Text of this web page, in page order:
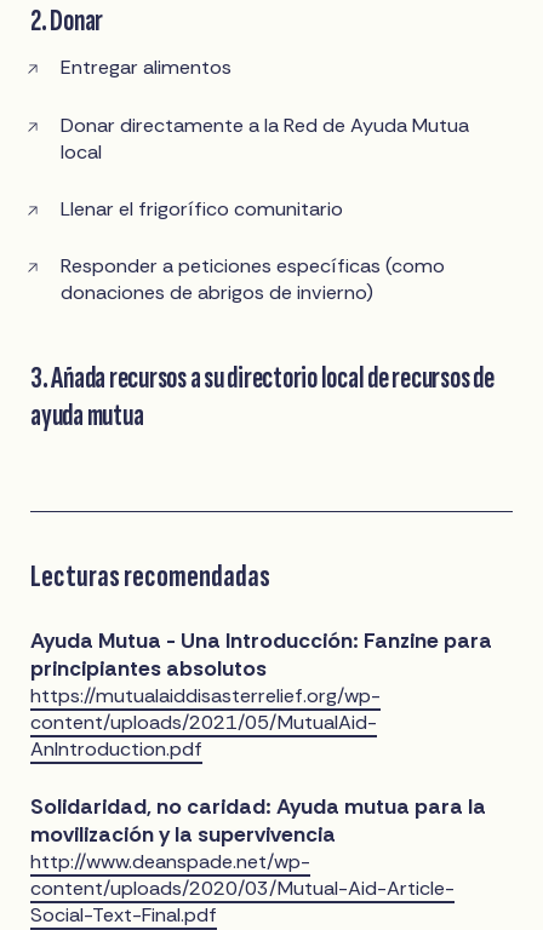
2. Donar
Entregar alimentos
Donar directamente a la Red de Ayuda Mutua
local
Llenar el frigorífico comunitario
Responder a peticiones específicas (como
donaciones de abrigos de invierno)
3. Añada recursos a su directorio local de recursos de
ayuda mutua
Lecturas recomendadas
Ayuda Mutua - Una Introducción: Fanzine para
principiantes absolutos
https://mutualaiddisasterrelief.org/wp-
content/uploads/2021/05/MutualAid-
AnIntroduction.pdf
Solidaridad, no caridad: Ayuda mutua para la
movilización y la supervivencia
http://www.deanspade.net/wp-
content/uploads/2020/03/Mutual-Aid-Article-
Social-Text-Final.pdf